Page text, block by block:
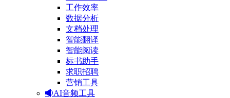
工作效率
数据分析
文档处理
智能翻译
智能阅读
标书助手
求职招聘
营销工具
AI音频工具